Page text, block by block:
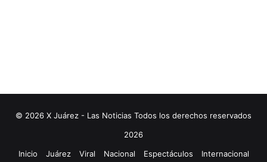
© 2026 X Juárez - Las Noticias Todos los derechos reservados
2026
Inicio
Juárez Viral Nacional Espectáculos Internacional